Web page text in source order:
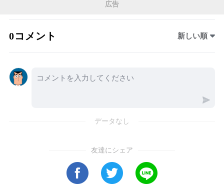
ではなく、その人の内側にある「心の器」を見
しさや甘い言葉は、時間とともに変わることが
思いやり、自分の感情を整えられる人こそ、人
生を共にする価値のある相手です。本当に幸せ
になれる女性は、夫を選ぶ時、相手がどれだけ
に流されず、周囲への感謝を忘れず、弱い立場
の人にも自然な優しさを向けられる人。その心
の成熟こそが、長い結婚生活を支える力になり
広告
0コメント 新しい順
データなし
友達にシェア